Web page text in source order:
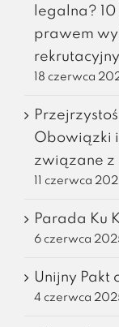
legalna?
prawem
18 czerwca
Obowiązki
związane z
11 czerwca
Parada Ku
6 czerwca
Unijny Pakt
4 czerwca